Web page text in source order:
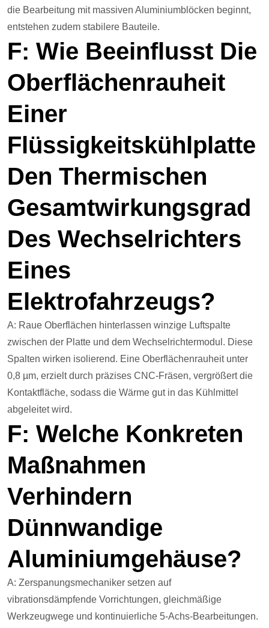
die Bearbeitung mit massiven Aluminiumblöcken beginnt,
entstehen zudem stabilere Bauteile.
F: Wie Beeinflusst Die
Oberflächenrauheit
Einer
Flüssigkeitskühlplatte
Den Thermischen
Gesamtwirkungsgrad
Des Wechselrichters
Eines
Elektrofahrzeugs?
A: Raue Oberflächen hinterlassen winzige Luftspalte
zwischen der Platte und dem Wechselrichtermodul. Diese
Spalten wirken isolierend. Eine Oberflächenrauheit unter
0,8 µm, erzielt durch präzises CNC-Fräsen, vergrößert die
Kontaktfläche, sodass die Wärme gut in das Kühlmittel
abgeleitet wird.
F: Welche Konkreten
Maßnahmen
Verhindern
Dünnwandige
Aluminiumgehäuse?
A: Zerspanungsmechaniker setzen auf
vibrationsdämpfende Vorrichtungen, gleichmäßige
Werkzeugwege und kontinuierliche 5-Achs-Bearbeitungen.